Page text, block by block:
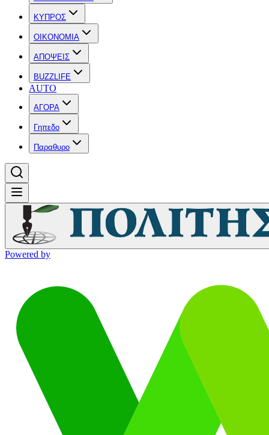
ΚΥΠΡΟΣ
OIKONOMIA
ΑΠΟΨΕΙΣ
BUZZLIFE
AUTO
ΑΓΟΡΑ
Γηπεδο
Παραθυρο
Powered by